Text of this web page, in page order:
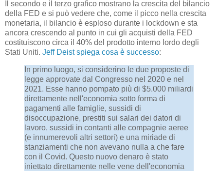
Il secondo e il terzo grafico mostrano la crescita del bilancio
della FED e si può vedere che, come il picco nella crescita
monetaria, il bilancio è esploso durante i lockdown e sta
ancora crescendo al punto in cui gli acquisti della FED
costituiscono circa il 40% del prodotto interno lordo degli
Stati Uniti. Jeff Deist spiega cosa è successo:
In primo luogo, si considerino le due proposte di
legge approvate dal Congresso nel 2020 e nel
2021. Esse hanno pompato più di $5.000 miliardi
direttamente nell'economia sotto forma di
pagamenti alle famiglie, sussidi di
disoccupazione, prestiti sui salari dei datori di
lavoro, sussidi in contanti alle compagnie aeree
(e innumerevoli altri settori) e una miriade di
stanziamenti che non avevano nulla a che fare
con il Covid. Questo nuovo denaro è stato
iniettato direttamente nelle vene dell'economia